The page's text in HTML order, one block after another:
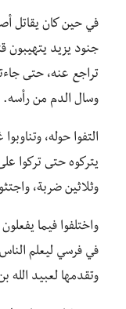
في حين كان يقاتل
جنود يزيد يتهيبون
تراجع عنه، حتى
وسال الدم من رأسه.
التفوا حوله،
يتركوه حتى تركوا
وثلاثين ضربة،
واختلفوا فيما
في فرسي ليعلم
وتقدمها لعبيد الله